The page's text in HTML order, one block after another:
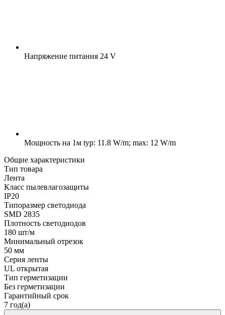
Напряжение питания 24 V
Мощность на 1м typ: 11.8 W/m; max: 12 W/m
Общие характеристики
Тип товара
Лента
Класс пылевлагозащиты
IP20
Типоразмер светодиода
SMD 2835
Плотность светодиодов
180 шт/м
Минимальный отрезок
50 мм
Серия ленты
UL открытая
Тип герметизации
Без герметизации
Гарантийный срок
7 год(а)